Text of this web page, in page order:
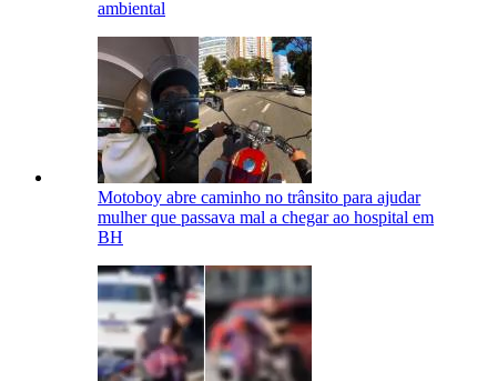
ambiental
Motoboy abre caminho no trânsito para ajudar
mulher que passava mal a chegar ao hospital em
BH